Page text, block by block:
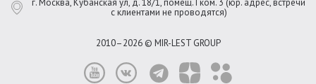
г. Москва, Кубанская ул, д. 18/1, помещ. I ком. 3 (юр. адрес, встречи
с клиентами не проводятся)
2010–2026 © MIR-LEST GROUP